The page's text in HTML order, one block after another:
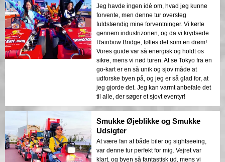
Jeg havde ingen idé om, hvad jeg kunne
forvente, men denne tur oversteg
fuldstændig mine forventninger. Vi kørte
gennem industrizonen, og da vi krydsede
Rainbow Bridge, føltes det som en drøm!
Vores guide var så energisk og holdt os
sikre, mens vi nød turen. At se Tokyo fra en
go-kart er en så unik og sjov måde at
udforske byen på, og jeg er så glad for, at
jeg gjorde det. Jeg kan varmt anbefale det
til alle, der søger et sjovt eventyr!
Smukke Øjeblikke og Smukke
Udsigter
At være fan af både biler og sightseeing,
var denne tur perfekt for mig. Vejret var
klart, og byen så fantastisk ud, mens vi